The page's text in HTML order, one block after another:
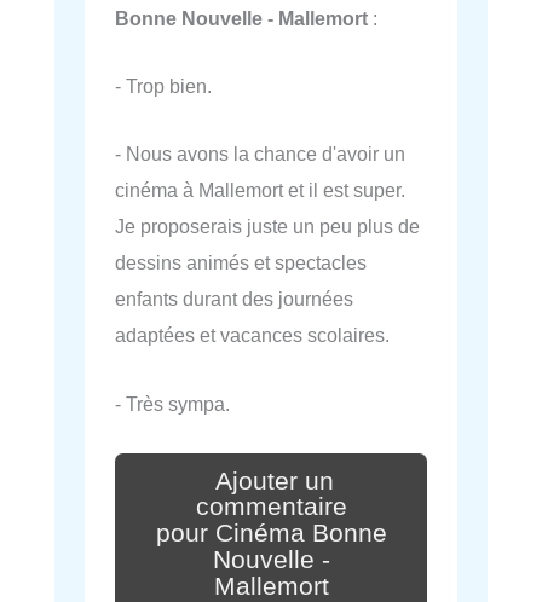
Bonne Nouvelle - Mallemort :
- Trop bien.
- Nous avons la chance d'avoir un
cinéma à Mallemort et il est super.
Je proposerais juste un peu plus de
dessins animés et spectacles
enfants durant des journées
adaptées et vacances scolaires.
- Très sympa.
Ajouter un
commentaire
pour Cinéma Bonne
Nouvelle -
Mallemort